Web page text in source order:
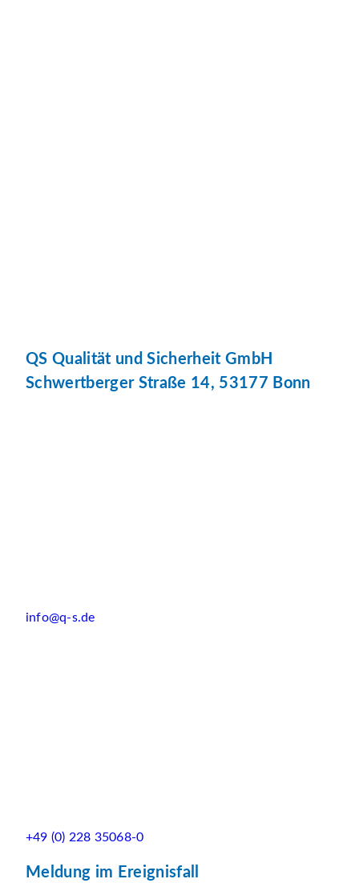
QS Qualität und Sicherheit GmbH
Schwertberger Straße 14, 53177 Bonn
info@q-s.de
+49 (0) 228 35068-0
Meldung im Ereignisfall